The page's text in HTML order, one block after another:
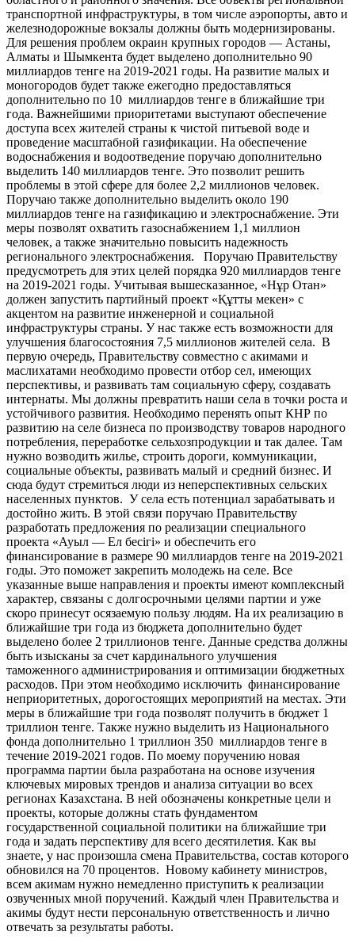
транспортной инфраструктуры, в том числе аэропорты, авто и
железнодорожные вокзалы должны быть модернизированы.
Для решения проблем окраин крупных городов — Астаны,
Алматы и Шымкента будет выделено дополнительно 90
миллиардов тенге на 2019-2021 годы. На развитие малых и
моногородов будет также ежегодно предоставляться
дополнительно по 10 миллиардов тенге в ближайшие три
года. Важнейшими приоритетами выступают обеспечение
доступа всех жителей страны к чистой питьевой воде и
проведение масштабной газификации. На обеспечение
водоснабжения и водоотведение поручаю дополнительно
выделить 140 миллиардов тенге. Это позволит решить
проблемы в этой сфере для более 2,2 миллионов человек.
Поручаю также дополнительно выделить около 190
миллиардов тенге на газификацию и электроснабжение. Эти
меры позволят охватить газоснабжением 1,1 миллион
человек, а также значительно повысить надежность
регионального электроснабжения. Поручаю Правительству
предусмотреть для этих целей порядка 920 миллиардов тенге
на 2019-2021 годы. Учитывая вышесказанное, «Нұр Отан»
должен запустить партийный проект «Құтты мекен» с
акцентом на развитие инженерной и социальной
инфраструктуры страны. У нас также есть возможности для
улучшения благосостояния 7,5 миллионов жителей села. В
первую очередь, Правительству совместно с акимами и
маслихатами необходимо провести отбор сел, имеющих
перспективы, и развивать там социальную сферу, создавать
интернаты. Мы должны превратить наши села в точки роста и
устойчивого развития. Необходимо перенять опыт КНР по
развитию на селе бизнеса по производству товаров народного
потребления, переработке сельхозпродукции и так далее. Там
нужно возводить жилье, строить дороги, коммуникации,
социальные объекты, развивать малый и средний бизнес. И
сюда будут стремиться люди из неперспективных сельских
населенных пунктов. У села есть потенциал зарабатывать и
достойно жить. В этой связи поручаю Правительству
разработать предложения по реализации специального
проекта «Ауыл — Ел бесігі» и обеспечить его
финансирование в размере 90 миллиардов тенге на 2019-2021
годы. Это поможет закрепить молодежь на селе. Все
указанные выше направления и проекты имеют комплексный
характер, связаны с долгосрочными целями партии и уже
скоро принесут осязаемую пользу людям. На их реализацию в
ближайшие три года из бюджета дополнительно будет
выделено более 2 триллионов тенге. Данные средства должны
быть изысканы за счет кардинального улучшения
таможенного администрирования и оптимизации бюджетных
расходов. При этом необходимо исключить финансирование
неприоритетных, дорогостоящих мероприятий на местах. Эти
меры в ближайшие три года позволят получить в бюджет 1
триллион тенге. Также нужно выделить из Национального
фонда дополнительно 1 триллион 350 миллиардов тенге в
течение 2019-2021 годов. По моему поручению новая
программа партии была разработана на основе изучения
ключевых мировых трендов и анализа ситуации во всех
регионах Казахстана. В ней обозначены конкретные цели и
проекты, которые должны стать фундаментом
государственной социальной политики на ближайшие три
года и задать перспективу для всего десятилетия. Как вы
знаете, у нас произошла смена Правительства, состав которого
обновился на 70 процентов. Новому кабинету министров,
всем акимам нужно немедленно приступить к реализации
озвученных мной поручений. Каждый член Правительства и
акимы будут нести персональную ответственность и лично
отвечать за результаты работы.